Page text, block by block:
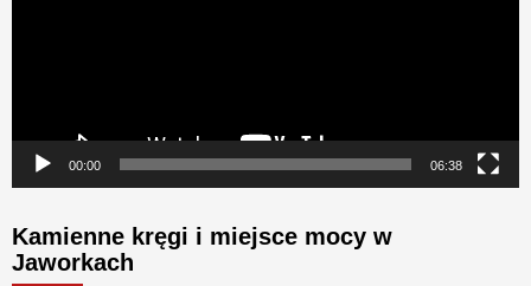
00:00 06:38
Kamienne kręgi i miejsce mocy w
Jaworkach